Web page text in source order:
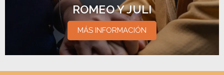
ROMEO Y JULI
MÁS INFORMACIÓN